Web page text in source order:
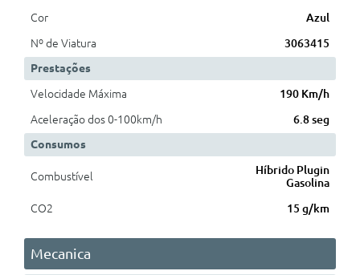
Cor
Azul
Nº de Viatura
3063415
Prestações
Velocidade Máxima
190 Km/h
Aceleração dos 0-100km/h
6.8 seg
Consumos
Combustível
Híbrido Plugin
Gasolina
CO2
15 g/km
Mecanica